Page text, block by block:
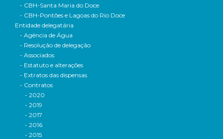
- CBH-Santa Maria do Doce
- CBH-Pontões e Lagoas do Rio Doce
Entidade delegatária
- Agência de Água
- Resolução de delegação
- Associados
- Estatuto e alterações
- Extratos das dispensas
- Contratos
- 2020
- 2019
- 2017
- 2016
- 2015